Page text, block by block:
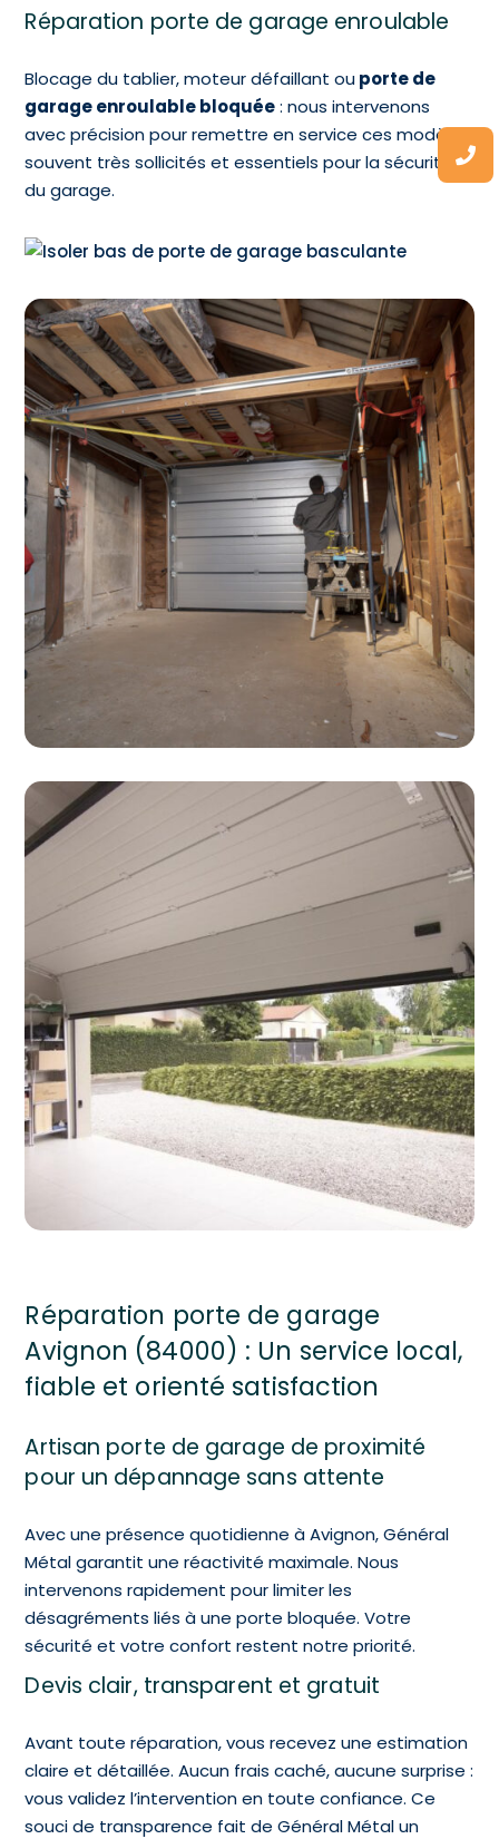
Réparation porte de garage enroulable
Blocage du tablier, moteur défaillant ouporte de
garage enroulable bloquée: nous intervenons
avec précision pour remettre en service ces modèles
souvent très sollicités et essentiels pour la sécurité
du garage.
Réparation porte de garage
Avignon (84000) : Un service local,
fiable et orienté satisfaction
Artisan porte de garage de proximité
pour un dépannage sans attente
Avec une présence quotidienne à Avignon, Général
Métal garantit une réactivité maximale. Nous
intervenons rapidement pour limiter les
désagréments liés à une porte bloquée. Votre
sécurité et votre confort restent notre priorité.
Devis clair, transparent et gratuit
Avant toute réparation, vous recevez une estimation
claire et détaillée. Aucun frais caché, aucune surprise :
vous validez l’intervention en toute confiance. Ce
souci de transparence fait de Général Métal un